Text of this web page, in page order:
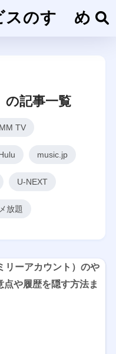
の記事一覧
TV
music.jp
U-NEXT
放題